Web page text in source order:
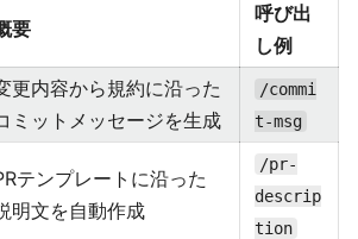
要
呼び出
し例
更内容から規約に沿った
ミットメッセージを生成
/commi
t-msg
テンプレートに沿った
明文を自動作成
/pr-
descrip
tion